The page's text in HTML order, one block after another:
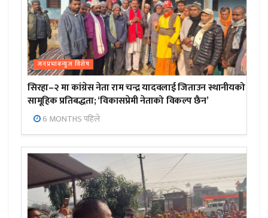
जनप्रभाबन्युज विशेष
सिरहा–२ मा कांग्रेस नेता राम चन्द्र यादवलाई जिताउन स्थानीयको
सामूहिक प्रतिबद्धता; ‘विकासप्रेमी नेताको विकल्प छैन’
6 MONTHS पहिले